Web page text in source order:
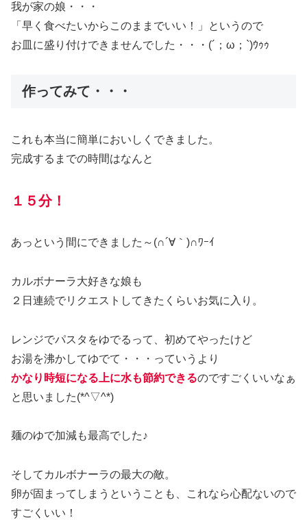
我が家の娘・・・
「早く食べたいからこのままでいい！」というので
お皿に盛り付けできませんでした・・・(´；ω；`)ｳｩｩ
作ってみて・・・
これも本当に簡単においしくできました。
完成するまでの時間はなんと
１５分！
あっという間にできました～(∩´∀｀)∩ﾜｰｲ
カルボナーラ大好きな娘も
２日連続でリクエストしてきたくらいお気に入り。
レンジでパスタをゆでるって、初めてやったけど
お湯を沸かしてゆでて・・・っていうより
かなり時短になる上に水も節約できるのですごくいいなぁ
と思いました(*^▽^*)
麺のゆで加減も最高でした♪
そしてカルボナーラの最大の敵。
卵が固まってしまうということも、これなら心配ないので
すごくいい！